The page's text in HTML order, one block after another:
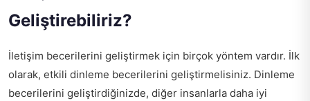
Geliştirebiliriz?
İletişim becerilerini geliştirmek için birçok yöntem vardır. İlk
olarak, etkili dinleme becerilerini geliştirmelisiniz. Dinleme
becerilerini geliştirdiğinizde, diğer insanlarla daha iyi